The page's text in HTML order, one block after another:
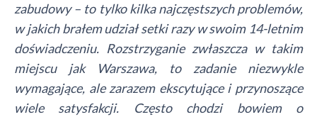
zabudowy – to tylko kilka najczęstszych problemów,
w jakich brałem udział setki razy w swoim 14-letnim
doświadczeniu. Rozstrzyganie zwłaszcza w takim
miejscu jak Warszawa, to zadanie niezwykle
wymagające, ale zarazem ekscytujące i przynoszące
wiele satysfakcji. Często chodzi bowiem o